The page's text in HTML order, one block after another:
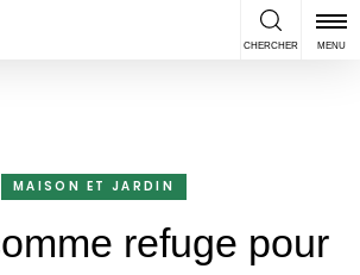
CHERCHER MENU
MAISON ET JARDIN
refuge pour